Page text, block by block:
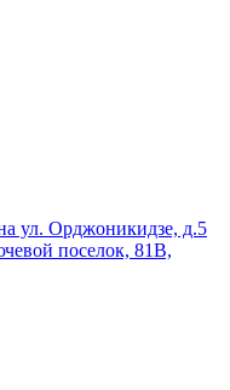
ул. Орджоникидзе, д.5
поселок, 81В,